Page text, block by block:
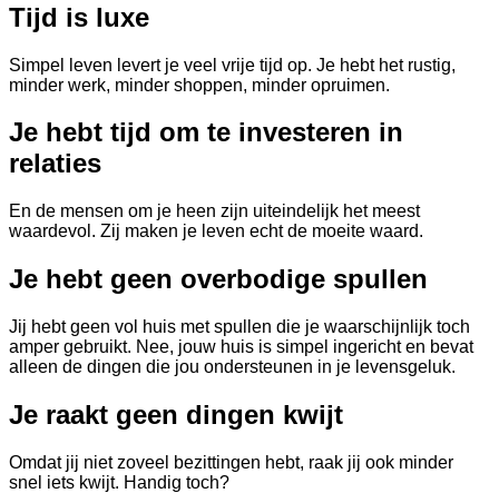
Tijd is luxe
Simpel leven levert je veel vrije tijd op. Je hebt het rustig,
minder werk, minder shoppen, minder opruimen.
Je hebt tijd om te investeren in
relaties
En de mensen om je heen zijn uiteindelijk het meest
waardevol. Zij maken je leven echt de moeite waard.
Je hebt geen overbodige spullen
Jij hebt geen vol huis met spullen die je waarschijnlijk toch
amper gebruikt. Nee, jouw huis is simpel ingericht en bevat
alleen de dingen die jou ondersteunen in je levensgeluk.
Je raakt geen dingen kwijt
Omdat jij niet zoveel bezittingen hebt, raak jij ook minder
snel iets kwijt. Handig toch?